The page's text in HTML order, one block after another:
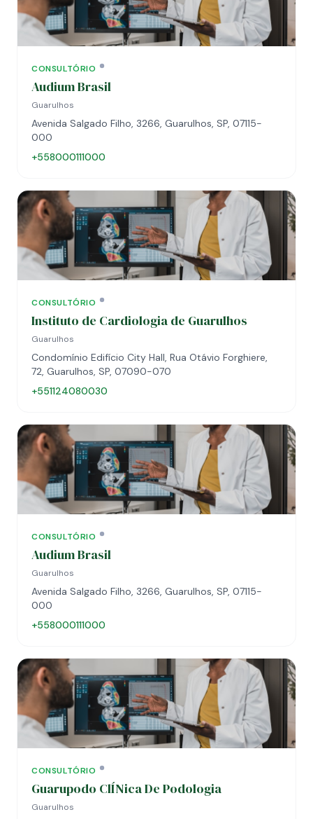
CONSULTÓRIO
Audium Brasil
Guarulhos
Avenida Salgado Filho, 3266, Guarulhos, SP, 07115-
000
+558000111000
CONSULTÓRIO
Instituto de Cardiologia de Guarulhos
Guarulhos
Condomínio Edifício City Hall, Rua Otávio Forghiere,
72, Guarulhos, SP, 07090-070
+551124080030
CONSULTÓRIO
Audium Brasil
Guarulhos
Avenida Salgado Filho, 3266, Guarulhos, SP, 07115-
000
+558000111000
CONSULTÓRIO
Guarupodo ClÍNica De Podologia
Guarulhos